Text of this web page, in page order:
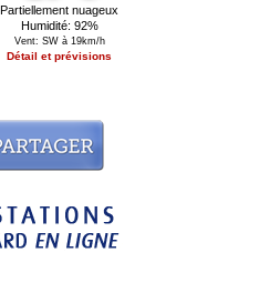
Partiellement nuageux
Humidité: 92%
Vent: SW à 19km/h
Détail et prévisions